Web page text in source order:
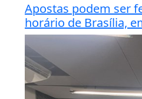
Apostas podem ser
horário de Brasília,